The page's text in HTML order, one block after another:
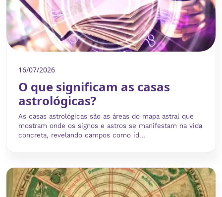
16/07/2026
O que significam as casas
astrológicas?
As casas astrológicas são as áreas do mapa astral que
mostram onde os signos e astros se manifestam na vida
concreta, revelando campos como id...